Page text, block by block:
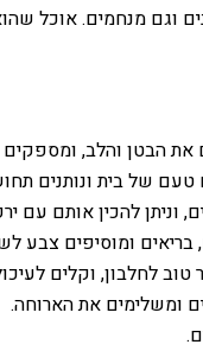
וגם מנחמים. אוכל
הבטן והלב, ומספקים
של בית ונותנים
להכין אותם עם
ומוסיפים צבע
לחלבון, וקלים
ומשלימים את הארוחה.